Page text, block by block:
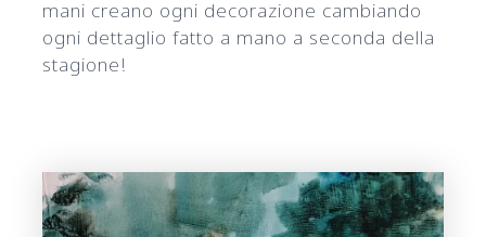
mani creano ogni decorazione cambiando
ogni dettaglio fatto a mano a seconda della
stagione!